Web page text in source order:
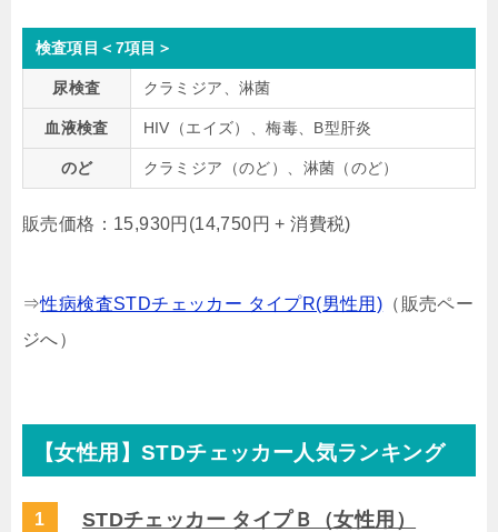
検査項目＜7項目＞
尿検査 クラミジア、淋菌
血液検査 HIV（エイズ）、梅毒、B型肝炎
のど クラミジア（のど）、淋菌（のど）
販売価格：15,930円(14,750円 + 消費税)
⇒性病検査STDチェッカー タイプR(男性用) （販売ペー
ジへ）
【女性用】STDチェッカー人気ランキング
STDチェッカー タイプＢ（女性用）